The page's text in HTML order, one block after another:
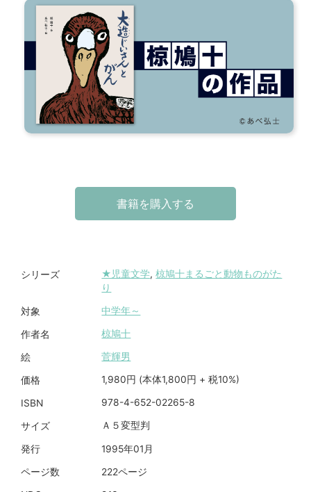
書籍を購入する
シリーズ ★児童文学,椋鳩十まるごと動物ものがた
り
対象 中学年～
作者名 椋鳩十
絵 菅輝男
価格 1,980円 (本体1,800円 + 税10%)
ISBN 978-4-652-02265-8
サイズ Ａ５変型判
発行 1995年01月
ページ数 222ページ